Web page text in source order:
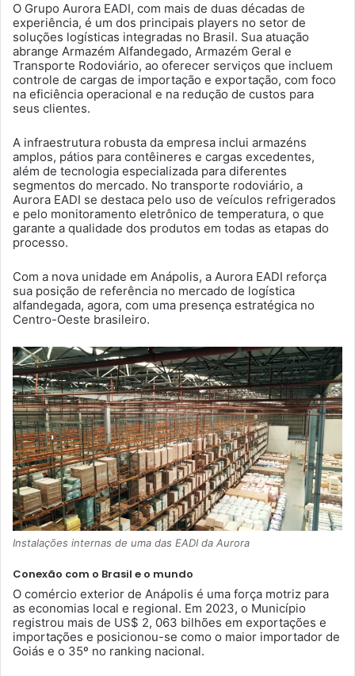
O Grupo Aurora EADI, com mais de duas décadas de
experiência, é um dos principais players no setor de
soluções logísticas integradas no Brasil. Sua atuação
abrange Armazém Alfandegado, Armazém Geral e
Transporte Rodoviário, ao oferecer serviços que incluem
controle de cargas de importação e exportação, com foco
na eficiência operacional e na redução de custos para
seus clientes.
A infraestrutura robusta da empresa inclui armazéns
amplos, pátios para contêineres e cargas excedentes,
além de tecnologia especializada para diferentes
segmentos do mercado. No transporte rodoviário, a
Aurora EADI se destaca pelo uso de veículos refrigerados
e pelo monitoramento eletrônico de temperatura, o que
garante a qualidade dos produtos em todas as etapas do
processo.
Com a nova unidade em Anápolis, a Aurora EADI reforça
sua posição de referência no mercado de logística
alfandegada, agora, com uma presença estratégica no
Centro-Oeste brasileiro.
Instalações internas de uma das EADI da Aurora
Conexão com o Brasil e o mundo
O comércio exterior de Anápolis é uma força motriz para
as economias local e regional. Em 2023, o Município
registrou mais de US$ 2, 063 bilhões em exportações e
importações e posicionou-se como o maior importador de
Goiás e o 35º no ranking nacional.